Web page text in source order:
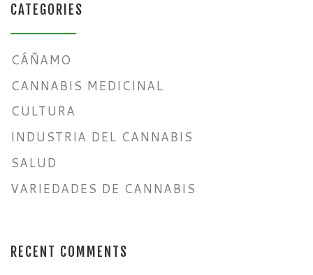
CATEGORIES
CÁÑAMO
CANNABIS MEDICINAL
CULTURA
INDUSTRIA DEL CANNABIS
SALUD
VARIEDADES DE CANNABIS
RECENT COMMENTS